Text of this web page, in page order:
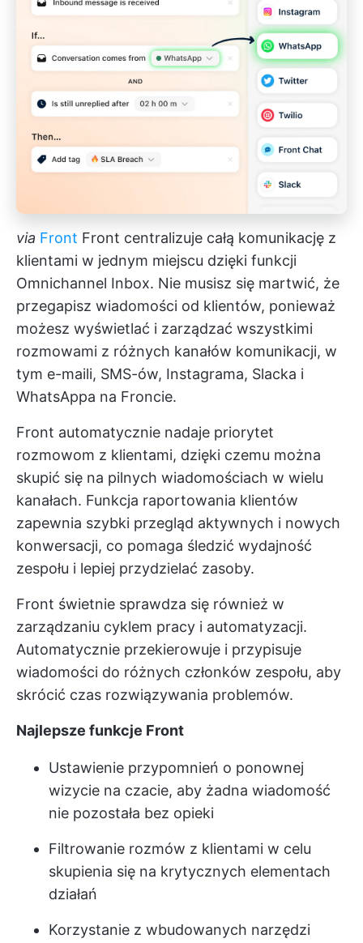
via Front Front centralizuje całą komunikację z
klientami w jednym miejscu dzięki funkcji
Omnichannel Inbox. Nie musisz się martwić, że
przegapisz wiadomości od klientów, ponieważ
możesz wyświetlać i zarządzać wszystkimi
rozmowami z różnych kanałów komunikacji, w
tym e-maili, SMS-ów, Instagrama, Slacka i
WhatsAppa na Froncie.
Front automatycznie nadaje priorytet
rozmowom z klientami, dzięki czemu można
skupić się na pilnych wiadomościach w wielu
kanałach. Funkcja raportowania klientów
zapewnia szybki przegląd aktywnych i nowych
konwersacji, co pomaga śledzić wydajność
zespołu i lepiej przydzielać zasoby.
Front świetnie sprawdza się również w
zarządzaniu cyklem pracy i automatyzacji.
Automatycznie przekierowuje i przypisuje
wiadomości do różnych członków zespołu, aby
skrócić czas rozwiązywania problemów.
Najlepsze funkcje Front
Ustawienie przypomnień o ponownej
wizycie na czacie, aby żadna wiadomość
nie pozostała bez opieki
Filtrowanie rozmów z klientami w celu
skupienia się na krytycznych elementach
działań
Korzystanie z wbudowanych narzędzi